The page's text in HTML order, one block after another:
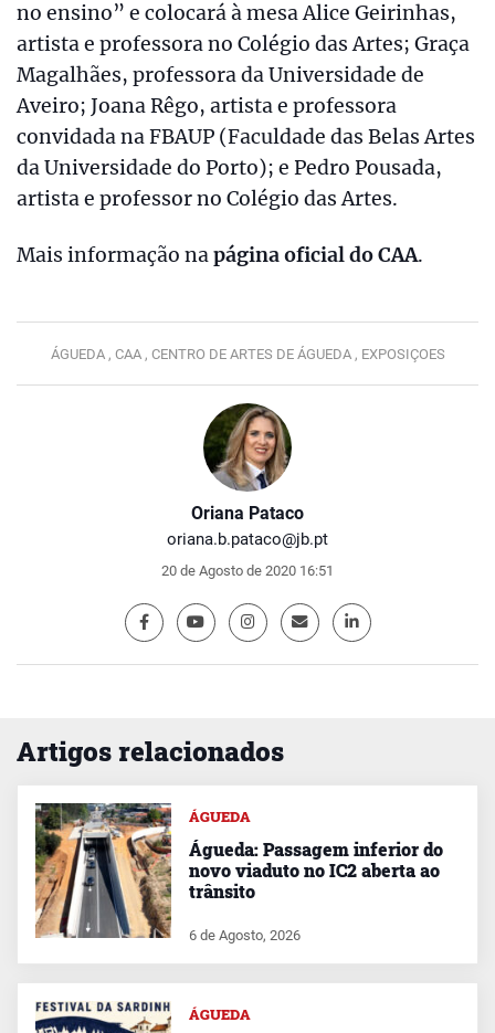
Oriana Pataco
oriana.b.pataco@jb.pt
20 de Agosto de 2020 16:51
no ensino” e colocará à mesa Alice Geirinhas,
artista e professora no Colégio das Artes; Graça
Magalhães, professora da Universidade de
Aveiro; Joana Rêgo, artista e professora
convidada na FBAUP (Faculdade das Belas Artes
da Universidade do Porto); e Pedro Pousada,
artista e professor no Colégio das Artes.
Mais informação napágina oficial do CAA.
ÁGUEDA , CAA , CENTRO DE ARTES DE ÁGUEDA , EXPOSIÇOES
Artigos relacionados
ÁGUEDA
Águeda: Passagem inferior do
novo viaduto no IC2 aberta ao
trânsito
6 de Agosto, 2026
ÁGUEDA